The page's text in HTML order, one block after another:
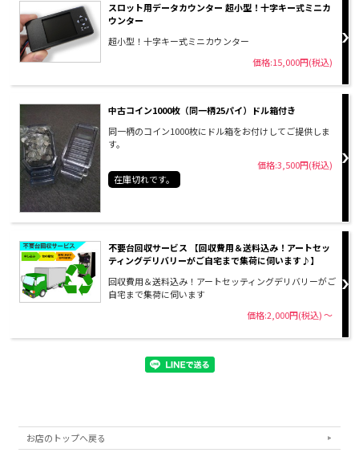
スロット用データカウンター 超小型！十字キー式ミニカ
ウンター
超小型！十字キー式ミニカウンター
価格:15,000円(税込)
中古コイン1000枚（同一柄25パイ）ドル箱付き
同一柄のコイン1000枚にドル箱をお付けしてご提供しま
す。
価格:3,500円(税込)
在庫切れです。
不要台回収サービス 【回収費用＆送料込み！アートセッ
ティングデリバリーがご自宅まで集荷に伺います♪】
回収費用＆送料込み！アートセッティングデリバリーがご
自宅まで集荷に伺います
価格:2,000円(税込)～
お店のトップへ戻る